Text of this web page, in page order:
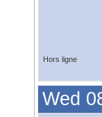
Hors ligne
Wed